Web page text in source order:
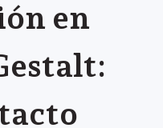
en